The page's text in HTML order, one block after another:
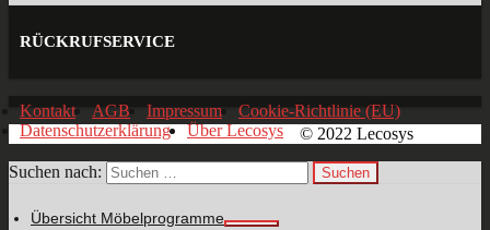
RÜCKRUFSERVICE
Kontakt AGB Impressum
Cookie-Richtlinie (EU)
Datenschutzerklärung
Über Lecosys © 2022 Lecosys
Suchen nach:
Übersicht Möbelprogramme